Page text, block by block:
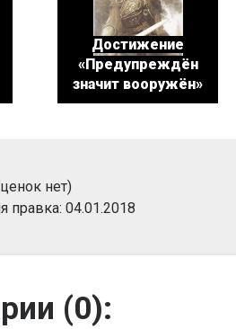
Достижение
«Предупреждён
значит вооружён»
нет)
правка: 04.01.2018
(0):